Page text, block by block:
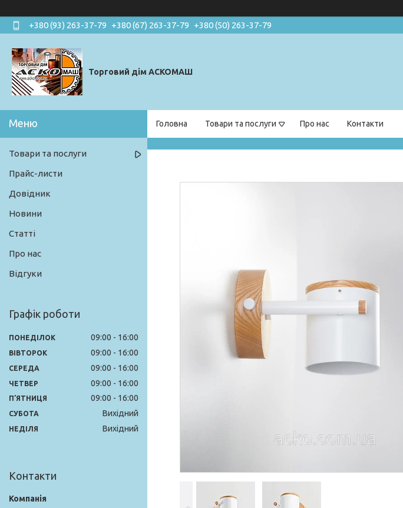
+380 (93) 263-37-79 +380 (67) 263-37-79 +380 (50) 263-37-79
Торговий дім АСКОМАШ
Головна Товари та послуги Про нас Контакти
Товари та послуги
Прайс-листи
Довідник
Новини
Статті
Про нас
Відгуки
Графік роботи
ПОНЕДІЛОК 09:00 16:00
ВІВТОРОК 09:00 16:00
СЕРЕДА 09:00 16:00
ЧЕТВЕР 09:00 16:00
ПʼЯТНИЦЯ 09:00 16:00
СУБОТА Вихідний
НЕДІЛЯ Вихідний
Контакти